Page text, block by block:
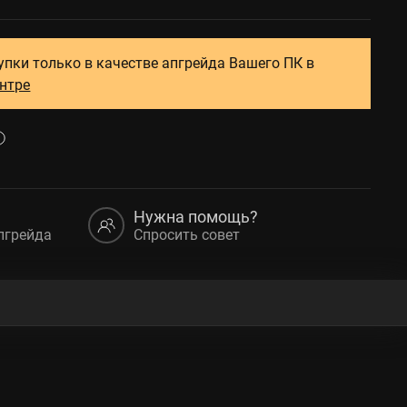
только в качестве апгрейда Вашего ПК в
Нужна помощь?
Спросить совет